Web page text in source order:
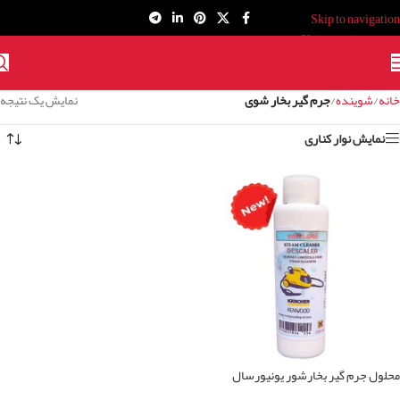
Skip to navigation
Skip to main content
خانه/شوینده/جرم گیر بخار شوی
نمایش یک نتیجه
نمایش نوار کناری
محلول جرم گیر بخارشور یونیورسال